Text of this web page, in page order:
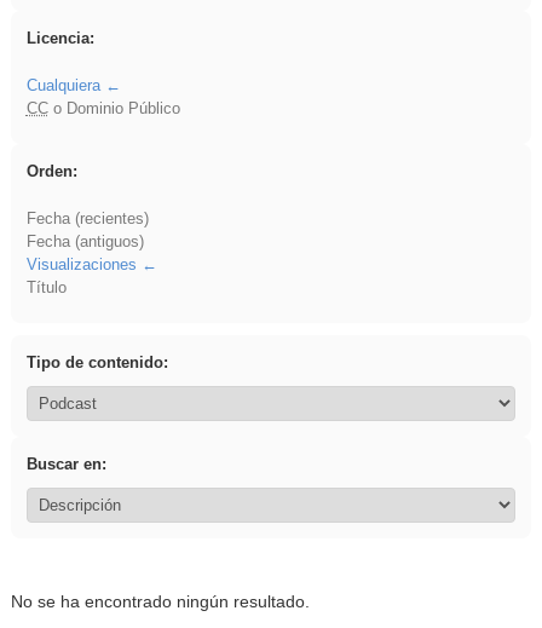
Licencia:
Cualquiera
CCo Dominio Público
Orden:
Fecha (recientes)
Fecha (antiguos)
Visualizaciones
Título
Tipo de contenido:
Buscar en:
No se ha encontrado ningún resultado.